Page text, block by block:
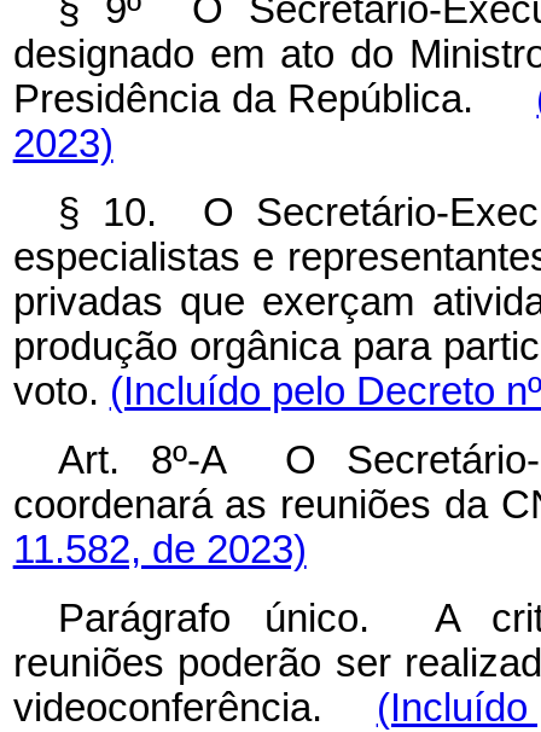
§ 9º O Secretário-
designado em ato do
Presidência da República.
2023)
§ 10. O Secretário-
especialistas e
privadas que exerçam
produção orgânicapara
voto. (Incluído pelo Decreto
Art. 8º-A O
coordenará as reuniões
11.582, de 2023)
Parágrafo único. A
reuniões poderão ser
videoconferência. (Incluído